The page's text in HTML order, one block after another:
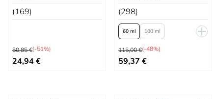
(169)
Preço Normal
50,85 €(-51%)
Preço Especial
24,94 €
(298)
60 ml 100 ml
150 ml Recarga
Preço Normal
115,00 €(-48%)
Tão baixo quanto
59,37 €